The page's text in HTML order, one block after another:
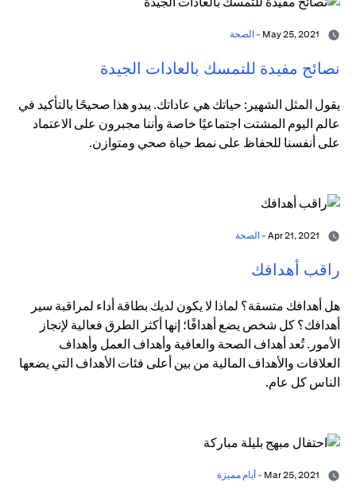
الصحة
نصائح مفيدة للتمسك بالعادات الجيدة
يقول المثل الشهير: حياتك هي عاداتك. يبدو هذا صحيحًا بالتأكيد في
عالم اليوم المشتت اجتماعيًا خاصة وأننا مجبرون على الاعتماد
على أنفسنا للحفاظ على نمط حياة صحي ومتوازن.
الصحة
راقب أهدافك
هل أهدافك متسقة؟ لماذا لا يكون لديك بطاقة أداء لمراقبة سير
أهدافك؟ كل شخص يضع أهدافًا؛ إنها أكثر الطرق فعالية لإنجاز
الأمور. تُعد أهداف الصحة والعافية وأهداف العمل وأهداف
العلاقات والأهداف المالية من بين أعلى فئات الأهداف التي يضعها
الناس كل عام.
أيام مميزة